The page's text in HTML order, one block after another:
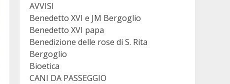
AVVISI
Benedetto XVI e JM Bergoglio
Benedetto XVI papa
Benedizione delle rose di S. Rita
Bergoglio
Bioetica
CANI DA PASSEGGIO